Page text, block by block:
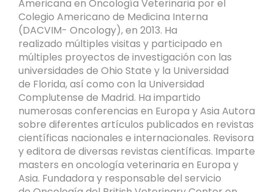
Americana en Oncología Veterinaria por el
Colegio Americano de Medicina Interna
(DACVIM- Oncology), en 2013. Ha
realizado múltiples visitas y participado en
múltiples proyectos de investigación con las
universidades de Ohio State y la Universidad
de Florida, así como con la Universidad
Complutense de Madrid. Ha impartido
numerosas conferencias en Europa y Asia Autora
sobre diferentes artículos publicados en revistas
científicas nacionales e internacionales. Revisora
y editora de diversas revistas científicas. Imparte
masters en oncología veterinaria en Europa y
Asia. Fundadora y responsable del servicio